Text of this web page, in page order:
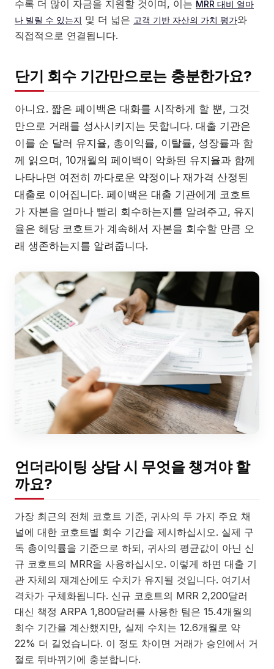
수록 더 많이 자금을 지원할 것이며, 이는 MRR 대비 얼마
나 빌릴 수 있는지 및 더 넓은 고객 기반 자산의 가치 평가와
직접적으로 연결됩니다.
단기 회수 기간만으로는 충분한가요?
아니요. 짧은 페이백은 대화를 시작하게 할 뿐, 그것
만으로 거래를 성사시키지는 못합니다. 대출 기관은
이를 순 달러 유지율, 총이익률, 이탈률, 성장률과 함
께 읽으며, 10개월의 페이백이 악화된 유지율과 함께
나타나면 여전히 까다로운 약정이나 재가격 산정된
대출로 이어집니다. 페이백은 대출 기관에게 코호트
가 자본을 얼마나 빨리 회수하는지를 알려주고, 유지
율은 해당 코호트가 계속해서 자본을 회수할 만큼 오
래 생존하는지를 알려줍니다.
언더라이팅 상담 시 무엇을 챙겨야 할
까요?
가장 최근의 전체 코호트 기준, 귀사의 두 가지 주요 채
널에 대한 코호트별 회수 기간을 제시하십시오. 실제 구
독 총이익률을 기준으로 하되, 귀사의 평균값이 아닌 신
규 코호트의 MRR을 사용하십시오. 이렇게 하면 대출 기
관 자체의 재계산에도 수치가 유지될 것입니다. 여기서
격차가 구체화됩니다. 신규 코호트의 MRR 2,200달러
대신 책정 ARPA 1,800달러를 사용한 팀은 15.4개월의
회수 기간을 계산했지만, 실제 수치는 12.6개월로 약
22% 더 길었습니다. 이 정도 차이면 거래가 승인에서 거
절로 뒤바뀌기에 충분합니다.